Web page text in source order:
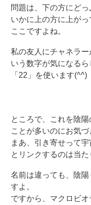
問題は、下の方にど
いかに上の方に上がっ
ここですよね。
私の友人にチャネラ
いう数字が気になる
「22」を使います(^^)
ところで、これを陰
ことが多いのにお気づ
まあ、引き寄せって
とリンクするのは当た
名前は違っても、陰
すよ。
ですから、マクロビ